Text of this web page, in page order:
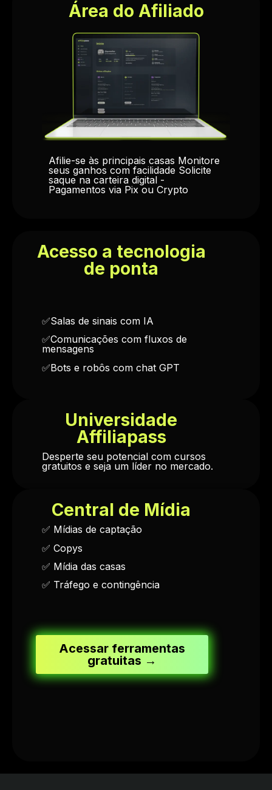
Área do Afiliado
Afilie-se às principais casas Monitore
seus ganhos com facilidade Solicite
saque na carteira digital -
Pagamentos via Pix ou Crypto
Acesso a tecnologia
de ponta
✅Salas de sinais com IA
✅Comunicações com fluxos de
mensagens
✅Bots e robôs com chat GPT
Universidade
Affiliapass
Desperte seu potencial com cursos
gratuitos e seja um líder no mercado.
Central de Mídia
✅ Mídias de captação
✅ Copys
✅ Mídia das casas
✅ Tráfego e contingência
Acessar ferramentas
gratuitas →